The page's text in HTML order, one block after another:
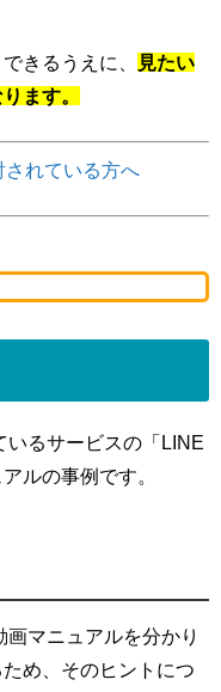
きるうえに、
見たい
ます。
されている方へ
いるサービスの「LINE
ルの事例です。
マニュアルを分かり
め、そのヒントにつ